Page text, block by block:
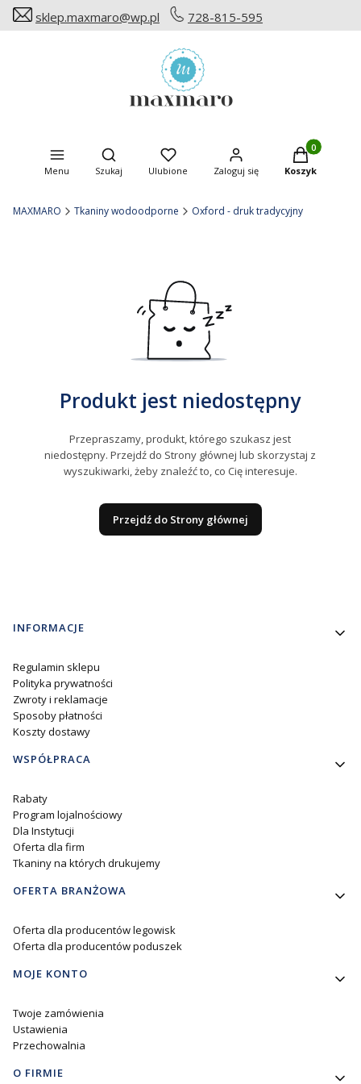
sklep.maxmaro@wp.pl 728-815-595
Menu
Otwórz wyszukiwarkę
Szukaj Ulubione Zaloguj się
Produkty w
Koszyk
MAXMARO Tkaniny wodoodporne Oxford - druk tradycyjny
Produkt jest niedostępny
Przepraszamy, produkt, którego szukasz jest
niedostępny. Przejdź do Strony głównej lub skorzystaj z
wyszukiwarki, żeby znaleźć to, co Cię interesuje.
Przejdź do Strony głównej
Linki w stopce
INFORMACJE
Regulamin sklepu
Polityka prywatności
Zwroty i reklamacje
Sposoby płatności
Koszty dostawy
WSPÓŁPRACA
Rabaty
Program lojalnościowy
Dla Instytucji
Oferta dla firm
Tkaniny na których drukujemy
OFERTA BRANŻOWA
Oferta dla producentów legowisk
Oferta dla producentów poduszek
MOJE KONTO
Twoje zamówienia
Ustawienia
Przechowalnia
O FIRMIE